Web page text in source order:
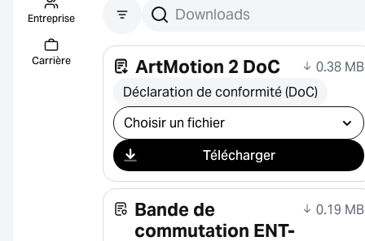
Entreprise
Carrière
Rechercher des téléchargements
ArtMotion 2 DoC
0.38 MB
Déclaration de conformité (DoC)
Sélectionner le téléchargement
Télécharger
Bande de
commutation ENT-
0.19 MB